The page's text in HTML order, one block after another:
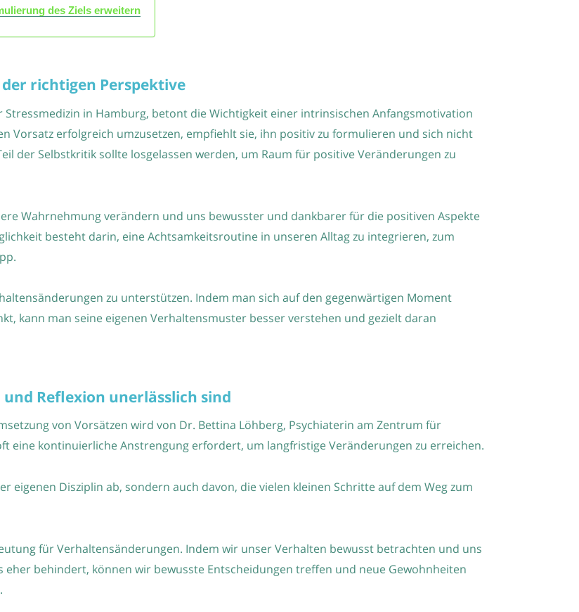
des Ziels erweitern
richtigen Perspektive
in Hamburg, betont die Wichtigkeit einer intrinsischen Anfangsmotivation
Vorsatz erfolgreich umzusetzen, empfiehlt sie, ihn positiv zu formulieren und sich nicht
der Selbstkritik sollte losgelassen werden, um Raum für positive Veränderungen zu
Wahrnehmung verändern und uns bewusster und dankbarer für die positiven Aspekte
besteht darin, eine Achtsamkeitsroutine in unseren Alltag zu integrieren, zum
zu unterstützen. Indem man sich auf den gegenwärtigen Moment
kann man seine eigenen Verhaltensmuster besser verstehen und gezielt daran
Reflexion unerlässlich sind
von Vorsätzen wird von Dr. Bettina Löhberg, Psychiaterin am Zentrum für
eine kontinuierliche Anstrengung erfordert, um langfristige Veränderungen zu erreichen.
eigenen Disziplin ab, sondern auch davon, die vielen kleinen Schritte auf dem Weg zum
für Verhaltensänderungen. Indem wir unser Verhalten bewusst betrachten und uns
behindert, können wir bewusste Entscheidungen treffen und neue Gewohnheiten